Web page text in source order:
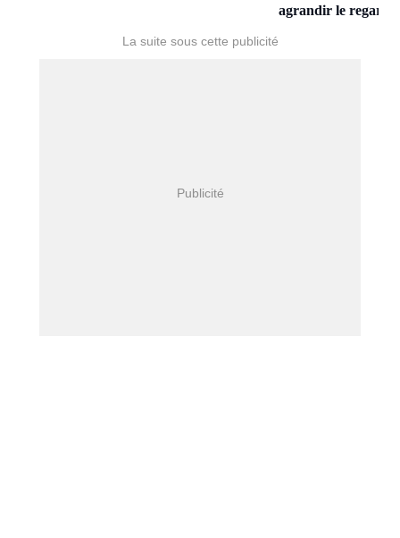
agrandir le regard ?